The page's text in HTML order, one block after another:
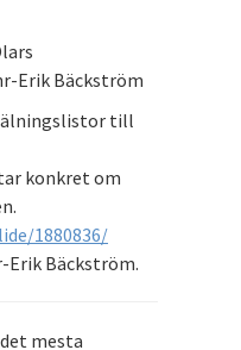
Erik Bäckström
till
konkret om
1880836/
Erik Bäckström.
mesta